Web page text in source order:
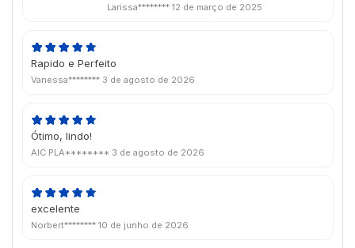
Larissa******** 12 de março de 2025
Rapido e Perfeito
Vanessa******** 3 de agosto de 2026
Ótimo, lindo!
AIC PLA******** 3 de agosto de 2026
excelente
Norbert******** 10 de junho de 2026